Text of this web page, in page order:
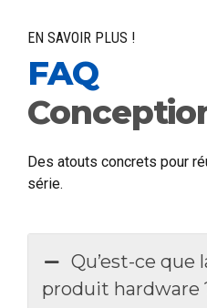
EN SAVOIR PLUS !
FAQ
Des atouts concrets pour
série.
Qu’est-ce que
produit hardware